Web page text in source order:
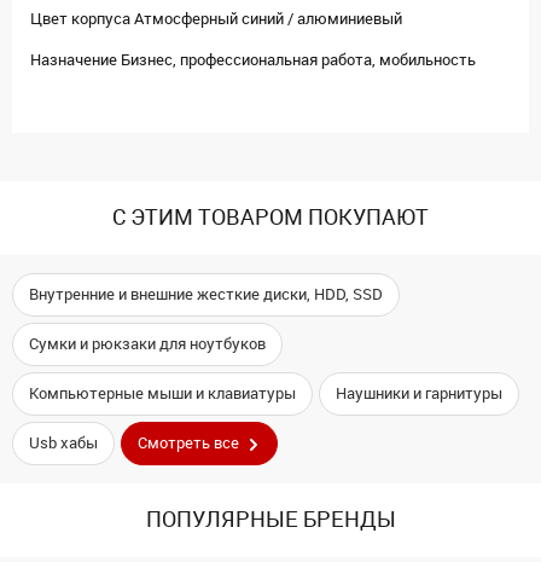
Цвет корпуса Атмосферный синий / алюминиевый
Назначение Бизнес, профессиональная работа, мобильность
С ЭТИМ ТОВАРОМ ПОКУПАЮТ
Внутренние и внешние жесткие диски, HDD, SSD
Сумки и рюкзаки для ноутбуков
Компьютерные мыши и клавиатуры Наушники и гарнитуры
Usb хабы Смотреть все
ПОПУЛЯРНЫЕ БРЕНДЫ